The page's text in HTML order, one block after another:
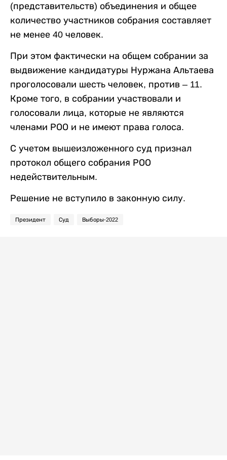
(представительств) объединения и общее
количество участников собрания составляет
не менее 40 человек.
При этом фактически на общем собрании за
выдвижение кандидатуры Нуржана Альтаева
проголосовали шесть человек, против – 11.
Кроме того, в собрании участвовали и
голосовали лица, которые не являются
членами РОО и не имеют права голоса.
С учетом вышеизложенного суд признал
протокол общего собрания РОО
недействительным.
Решение не вступило в законную силу.
Президент Суд Выборы-2022